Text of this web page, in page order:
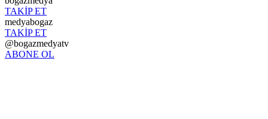
TAKİP ET
medyabogaz
TAKİP ET
@bogazmedyatv
ABONE OL